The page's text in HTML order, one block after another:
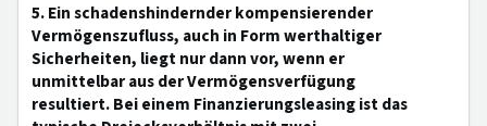
5. Ein schadenshindernder kompensierender
Vermögenszufluss, auch in Form werthaltiger
Sicherheiten, liegt nur dann vor, wenn er
unmittelbar aus der Vermögensverfügung
resultiert. Bei einem Finanzierungsleasing ist das